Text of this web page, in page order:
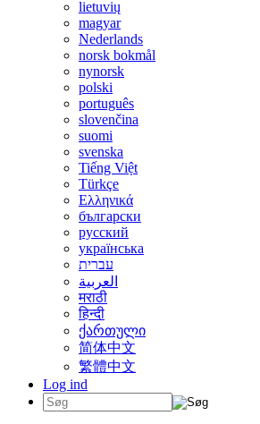
lietuvių
magyar
Nederlands
norsk bokmål
nynorsk
polski
português
slovenčina
suomi
svenska
Tiếng Việt
Türkçe
Ελληνικά
български
русский
українська
עברית
العربية
मराठी
हिन्दी
ქართული
简体中文
繁體中文
Log ind